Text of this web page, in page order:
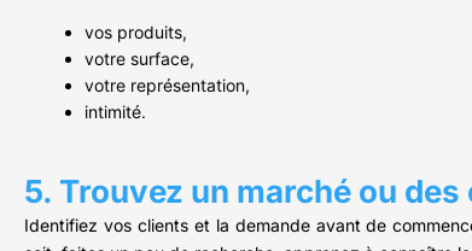
vos produits,
votre surface,
votre représentation,
intimité.
5. Trouvez un marché ou
Identifiez vos clients et la demande avant de